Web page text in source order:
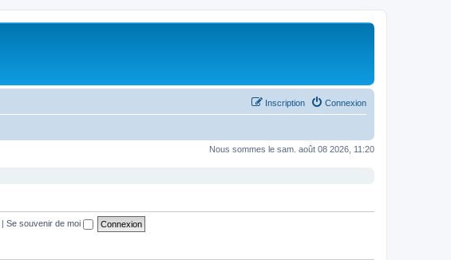
Connexion
Inscription
Nous sommes le sam. août 08 2026, 11:20
| Se souvenir de moi